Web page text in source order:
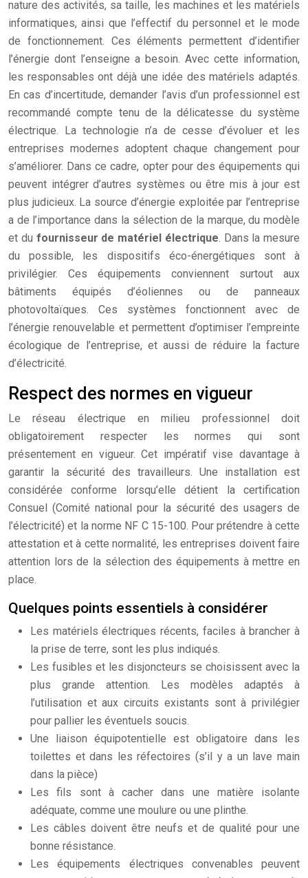
nature des activités, sa taille, les machines et les matériels
informatiques, ainsi que l’effectif du personnel et le mode
de fonctionnement. Ces éléments permettent d’identifier
l’énergie dont l’enseigne a besoin. Avec cette information,
les responsables ont déjà une idée des matériels adaptés.
En cas d’incertitude, demander l’avis d’un professionnel est
recommandé compte tenu de la délicatesse du système
électrique. La technologie n’a de cesse d’évoluer et les
entreprises modernes adoptent chaque changement pour
s’améliorer. Dans ce cadre, opter pour des équipements qui
peuvent intégrer d’autres systèmes ou être mis à jour est
plus judicieux. La source d’énergie exploitée par l’entreprise
a de l’importance dans la sélection de la marque, du modèle
et du fournisseur de matériel électrique. Dans la mesure
du possible, les dispositifs éco-énergétiques sont à
privilégier. Ces équipements conviennent surtout aux
bâtiments équipés d’éoliennes ou de panneaux
photovoltaïques. Ces systèmes fonctionnent avec de
l’énergie renouvelable et permettent d’optimiser l’empreinte
écologique de l’entreprise, et aussi de réduire la facture
d’électricité.
Respect des normes en vigueur
Le réseau électrique en milieu professionnel doit
obligatoirement respecter les normes qui sont
présentement en vigueur. Cet impératif vise davantage à
garantir la sécurité des travailleurs. Une installation est
considérée conforme lorsqu’elle détient la certification
Consuel (Comité national pour la sécurité des usagers de
l’électricité) et la norme NF C 15-100. Pour prétendre à cette
attestation et à cette normalité, les entreprises doivent faire
attention lors de la sélection des équipements à mettre en
place.
Quelques points essentiels à considérer
Les matériels électriques récents, faciles à brancher à
la prise de terre, sont les plus indiqués.
Les fusibles et les disjoncteurs se choisissent avec la
plus grande attention. Les modèles adaptés à
l’utilisation et aux circuits existants sont à privilégier
pour pallier les éventuels soucis.
Une liaison équipotentielle est obligatoire dans les
toilettes et dans les réfectoires (s’il y a un lave main
dans la pièce)
Les fils sont à cacher dans une matière isolante
adéquate, comme une moulure ou une plinthe.
Les câbles doivent être neufs et de qualité pour une
bonne résistance.
Les équipements électriques convenables peuvent